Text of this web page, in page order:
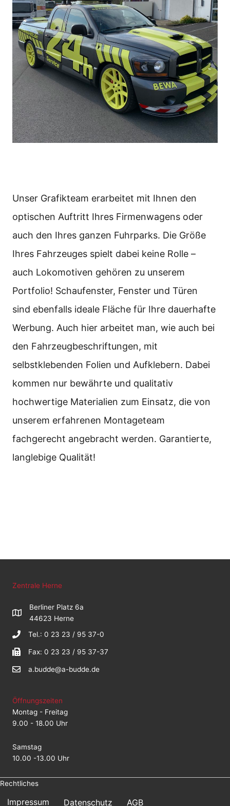
Unser Grafikteam erarbeitet mit Ihnen den
optischen Auftritt Ihres Firmenwagens oder
auch den Ihres ganzen Fuhrparks. Die Größe
Ihres Fahrzeuges spielt dabei keine Rolle –
auch Lokomotiven gehören zu unserem
Portfolio! Schaufenster, Fenster und Türen
sind ebenfalls ideale Fläche für Ihre dauerhafte
Werbung. Auch hier arbeitet man, wie auch bei
den Fahrzeugbeschriftungen, mit
selbstklebenden Folien und Aufklebern. Dabei
kommen nur bewährte und qualitativ
hochwertige Materialien zum Einsatz, die von
unserem erfahrenen Montageteam
fachgerecht angebracht werden. Garantierte,
langlebige Qualität!
Zentrale Herne
Berliner Platz 6a
44623 Herne
Tel.: 0 23 23 / 95 37-0
Fax: 0 23 23 / 95 37-37
a.budde@a-budde.de
Öffnungszeiten
Montag - Freitag
9.00 - 18.00 Uhr
Samstag
10.00 -13.00 Uhr
Rechtliches
Impressum Datenschutz AGB